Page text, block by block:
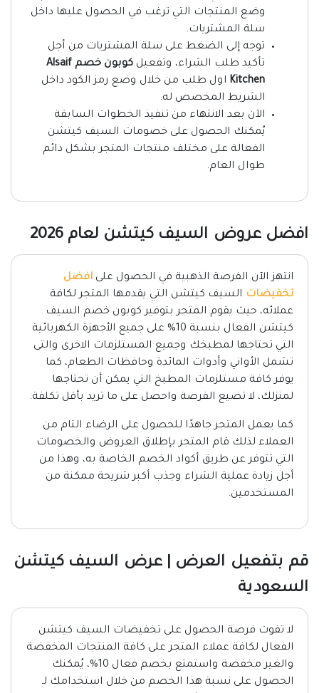
وضع المنتجات التي ترغب في الحصول عليها داخل
سلة المشتريات.
توجه إلى الضغط على سلة المشتريات من أجل
تأكيد طلب الشراء، وتفعيل
كوبون خصم Alsaif
Kitchen اول طلب من خلال وضع رمز الكود داخل
الشريط المخصص له.
الآن بعد الانتهاء من تنفيذ الخطوات السابقة
يُمكنك الحصول على خصومات السيف كيتشن
الفعالة على مختلف منتجات المتجر بشكل دائم
طوال العام.
افضل عروض السيف كيتشن لعام 2026
انتهز الآن الفرصة الذهبية في الحصول على افضل
تخفيضات السيف كيتشن التي يقدمها المتجر لكافة
عملائه، حيث يقوم المتجر بتوفير كوبون خصم السيف
كيتشن الفعال بنسبة 10% على جميع الأجهزة الكهربائية
التي تحتاجها لمطبخك وجميع المستلزمات الاخرى والتى
تشمل الأواني وأدوات المائدة وحافظات الطعام، كما
يوفر كافة مستلزمات المطبخ التي يمكن أن تحتاجها
لمنزلك، لا تضيع الفرصة واحصل على ما تريد بأقل تكلفة.
كما يعمل المتجر جاهدًا للحصول على الرضاء التام من
العملاء لذلك قام المتجر بإطلاق العروض والخصومات
التي تتوفر عن طريق أكواد الخصم الخاصة به، وهذا من
أجل زيادة عملية الشراء وجذب أكبر شريحة ممكنة من
المستخدمين.
قم بتفعيل العرض | عرض السيف كيتشن
السعودية
لا تفوت فرصة الحصول على تخفيضات السيف كيتشن
الفعال لكافة عملاء المتجر على كافة المنتجات المخفضة
والغير مخفضة واستمتع بخصم فعال 10%، يُمكنك
الحصول على نسبة هذا الخصم من خلال استخدامك لـ